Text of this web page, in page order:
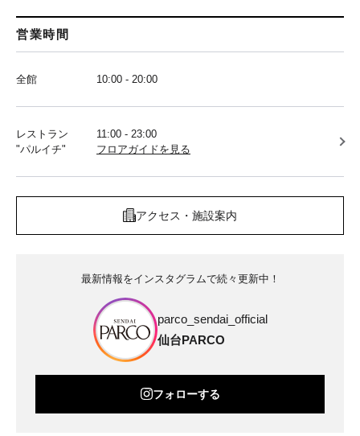
営業時間
全館 10:00 - 20:00
レストラン
"パルイチ"
11:00 - 23:00
フロアガイドを見る
アクセス・施設案内
最新情報をインスタグラムで続々更新中！
parco_sendai_official
仙台PARCO
フォローする